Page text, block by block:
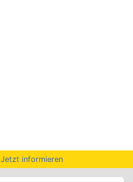
Jetzt informieren